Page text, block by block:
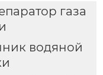
газа
водяной